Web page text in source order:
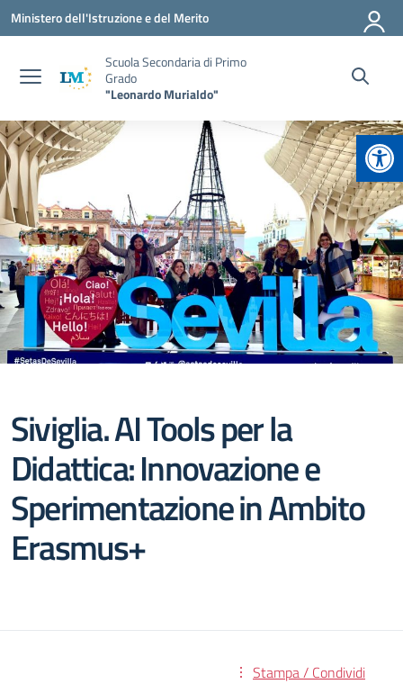
Vai ai contenuti
Vai al menu di navigazione
Vai al footer
Ministero dell'Istruzione e del Merito
Scuola Secondaria di Primo
Grado
"Leonardo Murialdo"
Siviglia. AI Tools per la
Didattica: Innovazione e
Sperimentazione in Ambito
Erasmus+
Stampa / Condividi